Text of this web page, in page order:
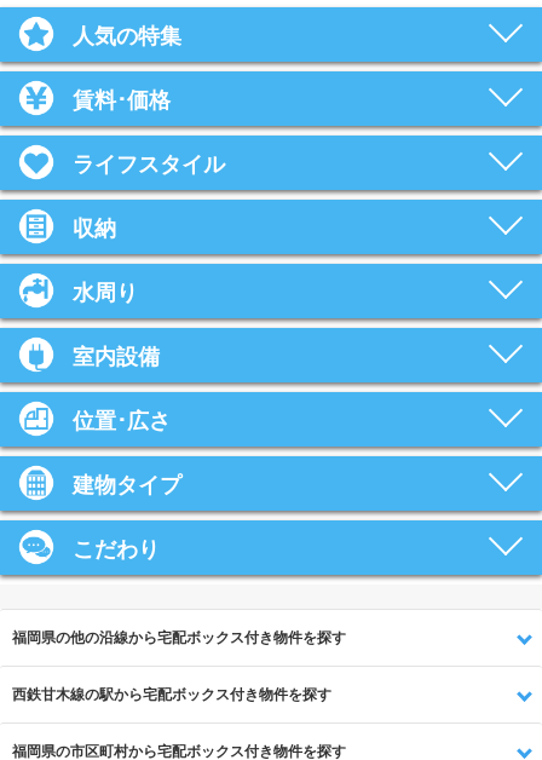
人気の特集
賃料･価格
ライフスタイル
収納
水周り
室内設備
位置･広さ
建物タイプ
こだわり
福岡県の他の沿線から宅配ボックス付き物件を探す
西鉄甘木線の駅から宅配ボックス付き物件を探す
福岡県の市区町村から宅配ボックス付き物件を探す